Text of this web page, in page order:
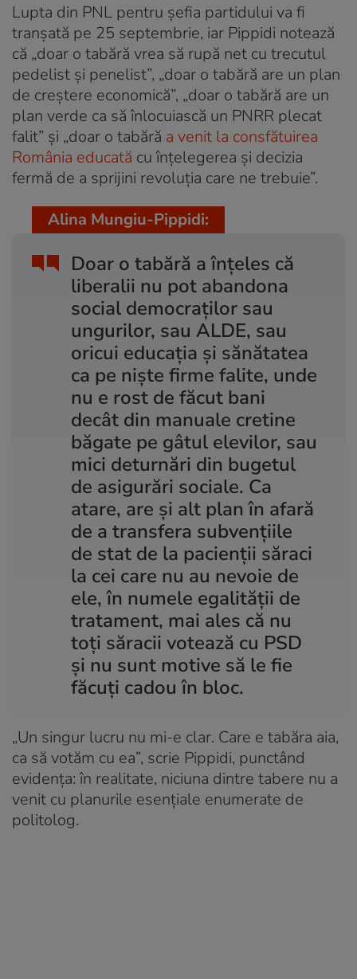
Lupta din PNL pentru șefia partidului va fi
tranșată pe 25 septembrie, iar Pippidi notează
că „doar o tabără vrea să rupă net cu trecutul
pedelist și penelist”, „doar o tabără are un plan
de creștere economică”, „doar o tabără are un
plan verde ca să înlocuiască un PNRR plecat
falit” și „doar o tabără a venit la consfătuirea
România educată cu înțelegerea și decizia
fermă de a sprijini revoluția care ne trebuie”.
Doar o tabără a înțeles că
liberalii nu pot abandona
social democraților sau
ungurilor, sau ALDE, sau
oricui educația și sănătatea
ca pe niște firme falite, unde
nu e rost de făcut bani
decât din manuale cretine
băgate pe gâtul elevilor, sau
mici deturnări din bugetul
de asigurări sociale. Ca
atare, are și alt plan în afară
de a transfera subvențiile
de stat de la pacienții săraci
la cei care nu au nevoie de
ele, în numele egalității de
tratament, mai ales că nu
toți săracii votează cu PSD
și nu sunt motive să le fie
făcuți cadou în bloc.
Alina Mungiu-Pippidi:
„Un singur lucru nu mi-e clar. Care e tabăra aia,
ca să votăm cu ea”, scrie Pippidi, punctând
evidența: în realitate, niciuna dintre tabere nu a
venit cu planurile esențiale enumerate de
politolog.